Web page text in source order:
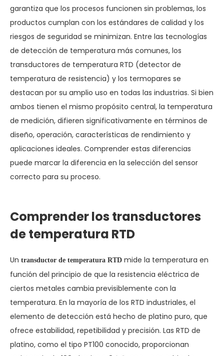
garantiza que los procesos funcionen sin problemas, los
productos cumplan con los estándares de calidad y los
riesgos de seguridad se minimizan. Entre las tecnologías
de detección de temperatura más comunes, los
transductores de temperatura RTD (detector de
temperatura de resistencia) y los termopares se
destacan por su amplio uso en todas las industrias. Si bien
ambos tienen el mismo propósito central, la temperatura
de medición, difieren significativamente en términos de
diseño, operación, características de rendimiento y
aplicaciones ideales. Comprender estas diferencias
puede marcar la diferencia en la selección del sensor
correcto para su proceso.
Comprender los transductores
de temperatura RTD
Un transductor de temperatura RTD mide la temperatura en
función del principio de que la resistencia eléctrica de
ciertos metales cambia previsiblemente con la
temperatura. En la mayoría de los RTD industriales, el
elemento de detección está hecho de platino puro, que
ofrece estabilidad, repetibilidad y precisión. Las RTD de
platino, como el tipo PT100 conocido, proporcionan